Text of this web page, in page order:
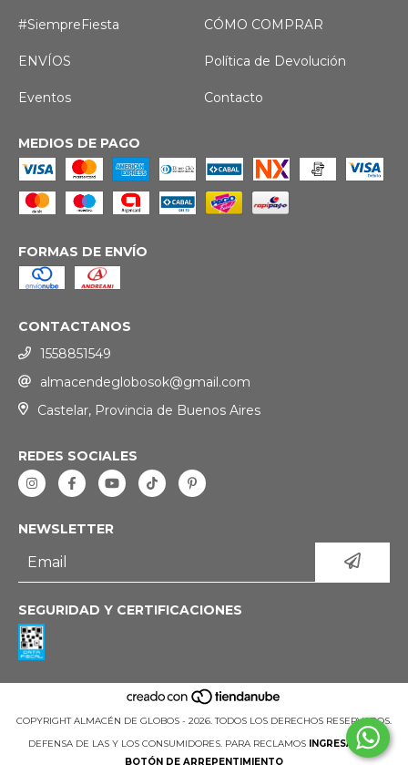
#SiempreFiesta CÓMO COMPRAR
ENVÍOS Política de Devolución
Eventos Contacto
MEDIOS DE PAGO
FORMAS DE ENVÍO
CONTACTANOS
1558851549
almacendeglobosok@gmail.com
Castelar, Provincia de Buenos Aires
REDES SOCIALES
NEWSLETTER
SEGURIDAD Y CERTIFICACIONES
COPYRIGHT ALMACÉN DE GLOBOS - 2026. TODOS LOS DERECHOS RESERVADOS.
DEFENSA DE LAS Y LOS CONSUMIDORES. PARA RECLAMOS INGRESÁ ACÁ.
BOTÓN DE ARREPENTIMIENTO